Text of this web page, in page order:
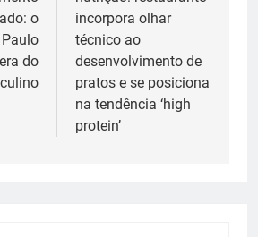
o
do
incorpora olhar
técnico ao
desenvolvimento de
pratos e se posiciona
na tendência ‘high
protein’